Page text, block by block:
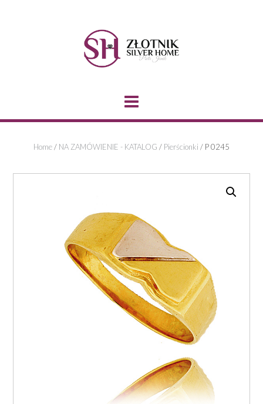
Home/ NA ZAMÓWIENIE - KATALOG / Pierścionki / P 0245